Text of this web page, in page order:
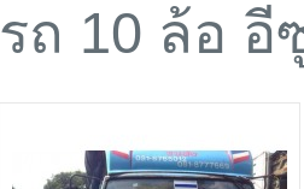
รถ 10 ล้อ อี